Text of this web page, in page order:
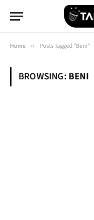
Home » Posts Tagged "Beni"
BROWSING: BENI